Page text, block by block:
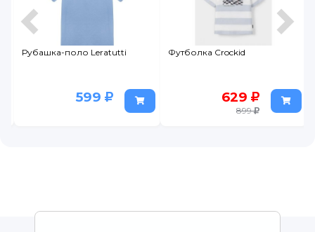
Рубашка-поло Leratutti
599
Футболка Crockid
629
899